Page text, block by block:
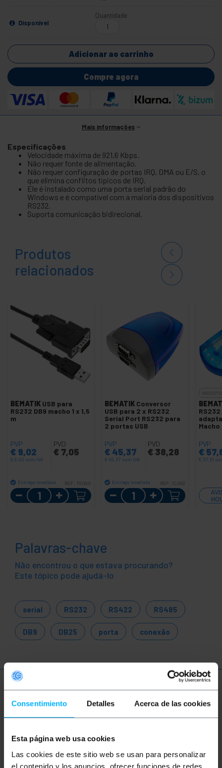
Consentimiento Detalles Acerca de las cookies
Esta página web usa cookies
Las cookies de este sitio web se usan para personalizar
el contenido y los anuncios, ofrecer funciones de redes
Disponível
Quantidade
Adicionar ao carrinho
Compre agora
Mais informações
Especificações
Velocidade máxima de 921,6 Kbps.
Não requer fonte de alimentação.
Não requer configuração de portas IRQ, DMA ou E/S, o
que elimina conflitos típicos de IRQ.
Ele é instalado como uma porta serial padrão do
Windows e é compatível com a maioria dos dispositivos
RS232.
Suporta comunicação bidirecional.
Produtos
relacionados
BEMATIK USB para
RS232 DB9 macho 1 x 1,5
m
PVP
€ 9,02
€ 9,02 com IVA
PVD
€7,05
Entrega imediata REF: TS090
Quantidade
BEMATIK Conversor
USB para 2 x RS232
Serial Port RS232 para
2 portas USB
PVP
€ 45,37
€ 45,37 com IVA
PVD
€38,28
Entrega imediata REF: IC092
Quantidade
Macho
PVP
€
€ 57,61
Palavras-chave
Não encontrou o que estava procurando?
Este tópico pode ajudá-lo
serial RS232 RS422 RS485
DB9 DB25 porta conexão
Mais informações
Adaptador USB para quatro portas seriais RS232.